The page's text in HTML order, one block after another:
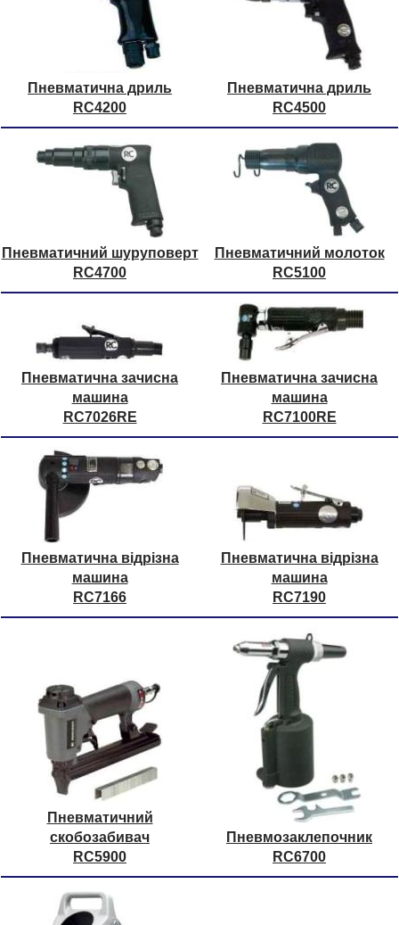
Пневматична дриль
RC4200
Пневматична дриль
RC4500
Пневматичний шуруповерт
RC4700
Пневматичний молоток
RC5100
Пневматична зачисна
машина
RC7026RE
Пневматична зачисна
машина
RC7100RE
Пневматична відрізна
машина
RC7166
Пневматична відрізна
машина
RC7190
Пневматичний
скобозабивач
RC5900
Пневмозаклепочник
RC6700